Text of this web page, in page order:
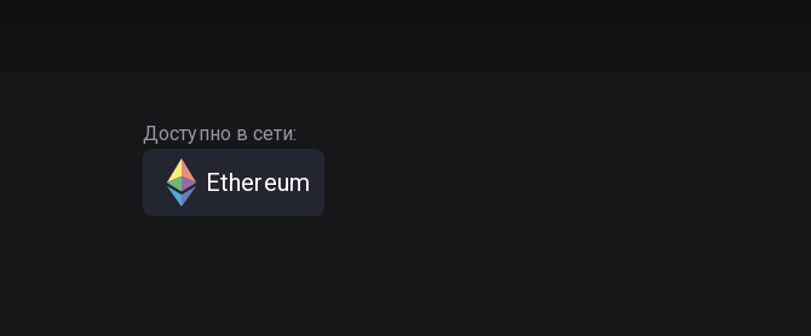
Доступно в сети:
Ethereum